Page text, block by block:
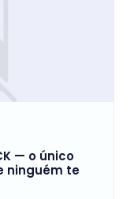
— o único
ninguém te